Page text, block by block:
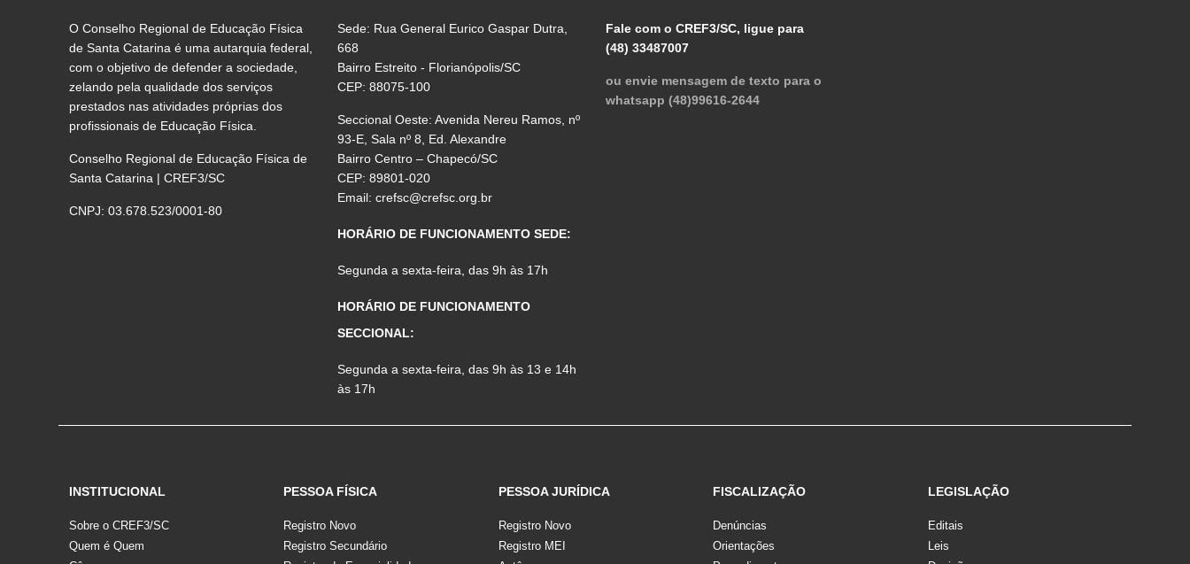
O Conselho Regional de Educação Física
de Santa Catarina é uma autarquia federal,
com o objetivo de defender a sociedade,
zelando pela qualidade dos serviços
prestados nas atividades próprias dos
profissionais de Educação Física.
Conselho Regional de Educação Física de
Santa Catarina | CREF3/SC
CNPJ: 03.678.523/0001-80
Sede: Rua General Eurico Gaspar Dutra,
668
Bairro Estreito - Florianópolis/SC
CEP: 88075-100
Seccional Oeste: Avenida Nereu Ramos, nº
93-E, Sala nº 8, Ed. Alexandre
Bairro Centro – Chapecó/SC
CEP: 89801-020
Email:crefsc@crefsc.org.br
HORÁRIO DE FUNCIONAMENTO SEDE:
Segunda a sexta-feira, das 9h às 17h
HORÁRIO DE FUNCIONAMENTO
SECCIONAL:
Segunda a sexta-feira, das 9h às 13 e 14h
às 17h
Fale com o CREF3/SC, ligue para
(48) 33487007
ou envie mensagem de texto para o
whatsapp (48)99616-2644
INSTITUCIONAL
Sobre o CREF3/SC
Quem é Quem
PESSOA FÍSICA
Registro Novo
Registro Secundário
PESSOA JURÍDICA
Registro Novo
Registro MEI
FISCALIZAÇÃO
Denúncias
Orientações
LEGISLAÇÃO
Editais
Leis